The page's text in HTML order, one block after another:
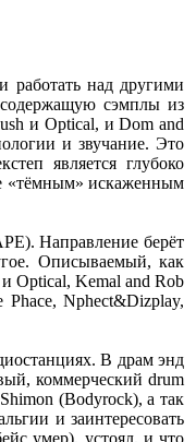
работать над другими
содержащую сэмплы из
и Optical, и Dom and
и звучание. Это
является глубоко
«тёмным» искаженным
Направление берёт
Описываемый, как
Optical, Kemal and Rob
Nphect&Dizplay,
В драм энд
коммерческий drum
(Bodyrock), а так
и заинтересовать